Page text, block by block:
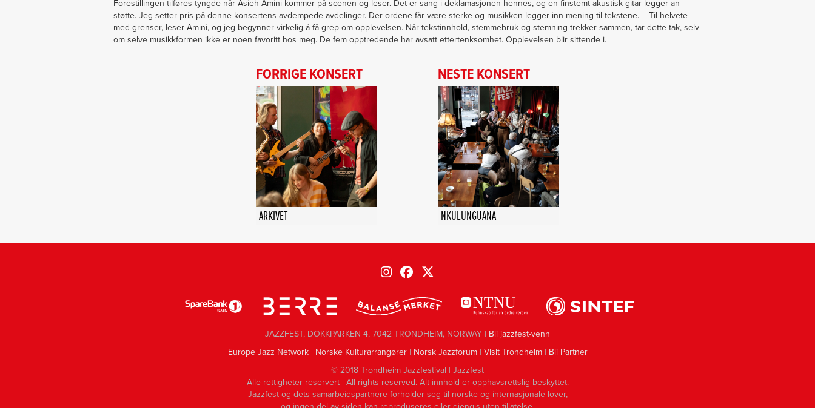
Forestillingen tilføres tyngde når Asieh Amini kommer på scenen og leser. Det er sang i deklamasjonen hennes, og en finstemt akustisk gitar legger an
støtte. Jeg setter pris på denne konsertens avdempede avdelinger. Der ordene får være sterke og musikken legger inn mening til tekstene. – Til helvete
med grenser, leser Amini, og jeg begynner virkelig å få grep om opplevelsen. Når tekstinnhold, stemmebruk og stemning trekker sammen, tar dette tak, selv
om selve musikkformen ikke er noen favoritt hos meg. De fem opptredende har avsatt ettertenksomhet. Opplevelsen blir sittende i.
FORRIGE KONSERT
ARKIVET
NESTE KONSERT
NKULUNGUANA
JAZZFEST, DOKKPARKEN 4, 7042 TRONDHEIM, NORWAY | Bli jazzfest-venn
Europe Jazz Network| Norske Kulturarrangører| Norsk Jazzforum| Visit Trondheim| Bli Partner
© 2018 Trondheim Jazzfestival | Jazzfest
Alle rettigheter reservert | All rights reserved. Alt innhold er opphavsrettslig beskyttet.
Jazzfest og dets samarbeidspartnere forholder seg til norske og internasjonale lover,